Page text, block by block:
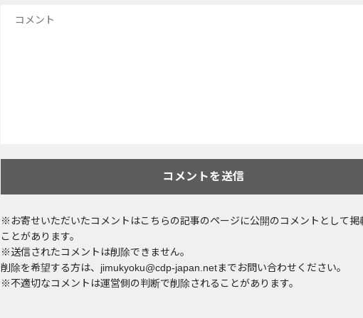
※お寄せいただいたコメントはこちらの記事のページに公開のコメントとして掲
ことがあります。
※送信されたコメントは削除できません。
削除を希望する方は、jimukyoku@cdp-japan.netまでお問い合わせください。
※不適切なコメントは運営側の判断で削除されることがあります。